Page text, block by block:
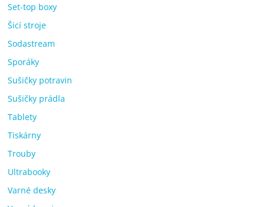
Set-top boxy
Šicí stroje
Sodastream
Sporáky
Sušičky potravin
Sušičky prádla
Tablety
Tiskárny
Trouby
Ultrabooky
Varné desky